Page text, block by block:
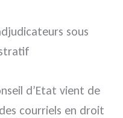
sous
d’Etat vient de
courriels en droit